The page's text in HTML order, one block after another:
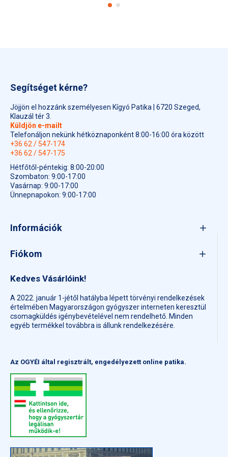
Nem alkalmazható szemben, orrban vagy a szájüregben.
Amennyiben a fülzsírdugó feloldására alkalmazzák a
készítményt, és a tünetek 5 napnál tovább tartanak, orvoshoz
kell fordulni.
Higiéniai megfontolásból a készítmény használata egy
személynek javasolt.
Segítséget kérne?
Jöjjön el hozzánk személyesen Kígyó Patika | 6720 Szeged,
Klauzál tér 3.
Küldjön e-mailt
Telefonáljon nekünk hétköznaponként 8:00-16:00 óra között
+36 62 / 547-174
+36 62 / 547-175
Hétfőtől-péntekig: 8:00-20:00
Szombaton: 9:00-17:00
Vasárnap: 9:00-17:00
Ünnepnapokon: 9:00-17:00
Információk
Fiókom
Kedves Vásárlóink!
A 2022. január 1-jétől hatályba lépett törvényi rendelkezések
értelmében Magyarországon gyógyszer interneten keresztül
csomagküldés igénybevételével nem rendelhető. Minden
egyéb termékkel továbbra is állunk rendelkezésére.
Az OGYÉI által regisztrált, engedélyezett online patika.